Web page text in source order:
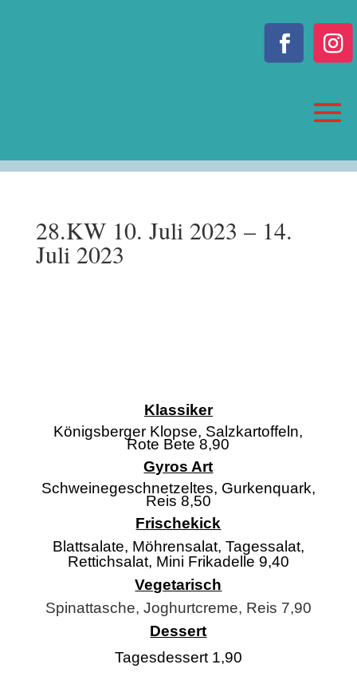
28.KW 10. Juli 2023 – 14.
Juli 2023
Klassiker
Königsberger Klopse, Salzkartoffeln,
Rote Bete 8,90
Gyros Art
Schweinegeschnetzeltes, Gurkenquark,
Reis 8,50
Frischekick
Blattsalate, Möhrensalat, Tagessalat,
Rettichsalat, Mini Frikadelle 9,40
Vegetarisch
Spinattasche, Joghurtcreme, Reis 7,90
Dessert
Tagesdessert 1,90